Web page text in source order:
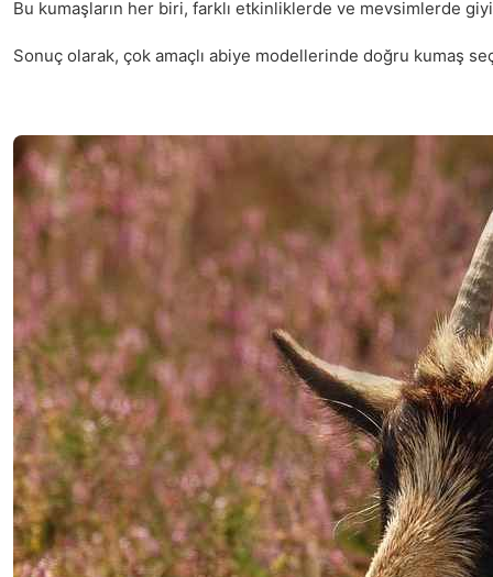
Bu kumaşların her biri, farklı etkinliklerde ve mevsimlerde
Sonuç olarak, çok amaçlı abiye modellerinde doğru kumaş